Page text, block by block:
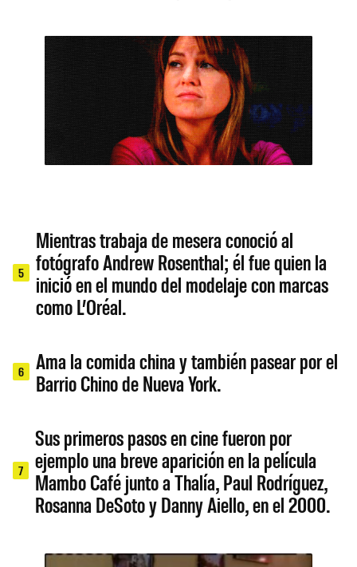
5
Mientras trabaja de mesera conoció al
fotógrafo Andrew Rosenthal; él fue quien la
inició en el mundo del modelaje con marcas
como L’Oréal.
6
Ama la comida china y también pasear por el
Barrio Chino de Nueva York.
7
Sus primeros pasos en cine fueron por
ejemplo una breve aparición en la película
Mambo Café junto a Thalía, Paul Rodríguez,
Rosanna DeSoto y Danny Aiello, en el 2000.